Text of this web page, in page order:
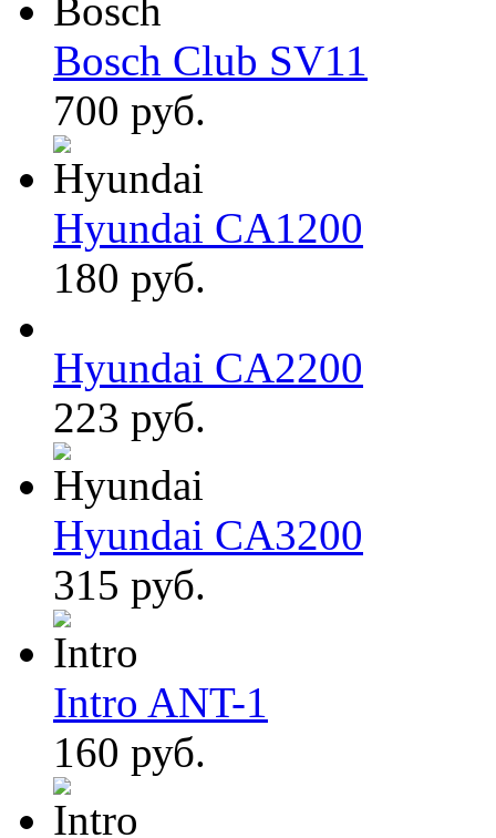
Bosch Club SV11
700 руб.
Hyundai CA1200
180 руб.
Hyundai CA2200
223 руб.
Hyundai CA3200
315 руб.
Intro ANT-1
160 руб.